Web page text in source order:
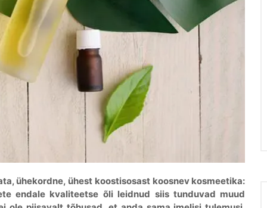
ühekordne, ühest koostisosast koosnev kosmeetika:
endale kvaliteetse õli leidnud siis tunduvad muud